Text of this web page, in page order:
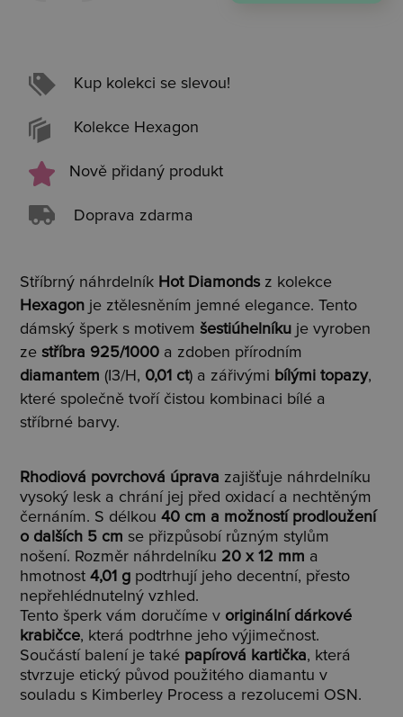
Kup kolekci se slevou!
Kolekce Hexagon
Nově přidaný produkt
Doprava zdarma
Stříbrný náhrdelník Hot Diamonds z kolekce
Hexagon je ztělesněním jemné elegance. Tento
dámský šperk s motivemšestiúhelníku je vyroben
zestříbra 925/1000 a zdoben přírodním
diamantem (I3/H, 0,01 ct) a zářivými bílými topazy,
které společně tvoří čistou kombinaci bílé a
stříbrné barvy.
Rhodiová povrchová úprava zajišťuje náhrdelníku
vysoký lesk a chrání jej před oxidací a nechtěným
černáním. S délkou40 cm a možností prodloužení
o dalších 5 cm se přizpůsobí různým stylům
nošení. Rozměr náhrdelníku 20 x 12 mm a
hmotnost4,01 g podtrhují jeho decentní, přesto
nepřehlédnutelný vzhled.
Tento šperk vám doručíme v originální dárkové
krabičce, která podtrhne jeho výjimečnost.
Součástí balení je také papírová kartička, která
stvrzuje etický původ použitého diamantu v
souladu s Kimberley Process a rezolucemi OSN.